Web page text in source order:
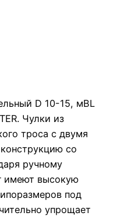
D 10-15, мBL
Чулки из
троса с двумя
со
ручному
имеют высокую
под
упрощает